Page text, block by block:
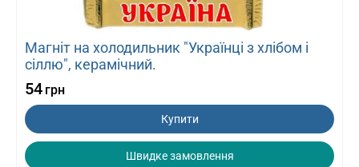
Магніт на холодильник "Українці з хлібом і
сіллю", керамічний.
54 грн
Купити
Швидке замовлення